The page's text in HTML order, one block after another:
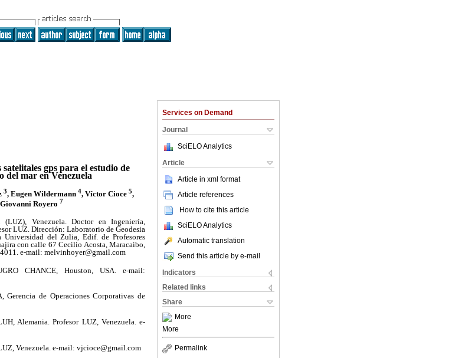
Services on Demand
Journal
SciELO Analytics
Article
Article in xml format
Article references
How to cite this article
SciELO Analytics
Automatic translation
Send this article by e-mail
Indicators
Related links
Share
More
More
Permalink
gps para el estudio de
del mar en Venezuela
3, Eugen Wildermann 4, Víctor Cioce 5,
Royero 7
Venezuela. Doctor en Ingeniería,
LUZ. Dirección: Laboratorio de Geodesia
del Zulia, Edif. de Profesores
con calle 67 Cecilio Acosta, Maracaibo,
e-mail: melvinhoyer@gmail.com
CHANCE, Houston, USA. e-mail:
Gerencia de Operaciones Corporativas de
Alemania. Profesor LUZ, Venezuela. e-
Venezuela. e-mail: vjcioce@gmail.com